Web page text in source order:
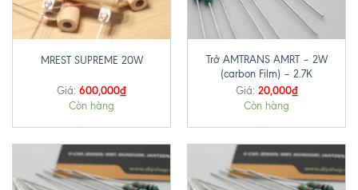
MREST SUPREME 20W
Giá: 600,000₫
Còn hàng
Trở AMTRANS AMRT – 2W
(carbon Film) – 2.7K
Giá: 20,000₫
Còn hàng